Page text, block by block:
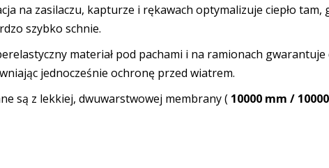
na zasilaczu, kapturze i rękawach optymalizuje ciepło tam,
szybko schnie.
materiał pod pachami i na ramionach
jednocześnie ochronę przed wiatrem.
są z lekkiej, dwuwarstwowej membrany ( 10000 mm /